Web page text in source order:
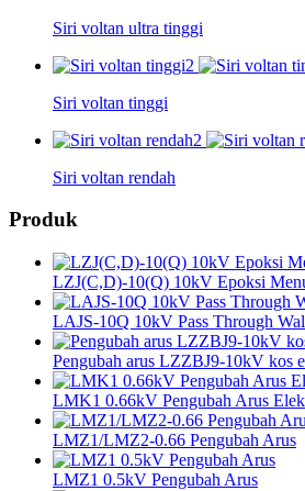
Siri voltan ultra tinggi
Siri voltan tinggi
Siri voltan rendah
Produk
LZJ(C,D)-10(Q) 10kV Epoksi
LAJS-10Q 10kV Pass Through
Pengubah arus LZZBJ9-10kV kos
LMK1 0.66kV Pengubah Arus
LMZ1/LMZ2-0.66 Pengubah Arus
LMZ1 0.5kV Pengubah Arus